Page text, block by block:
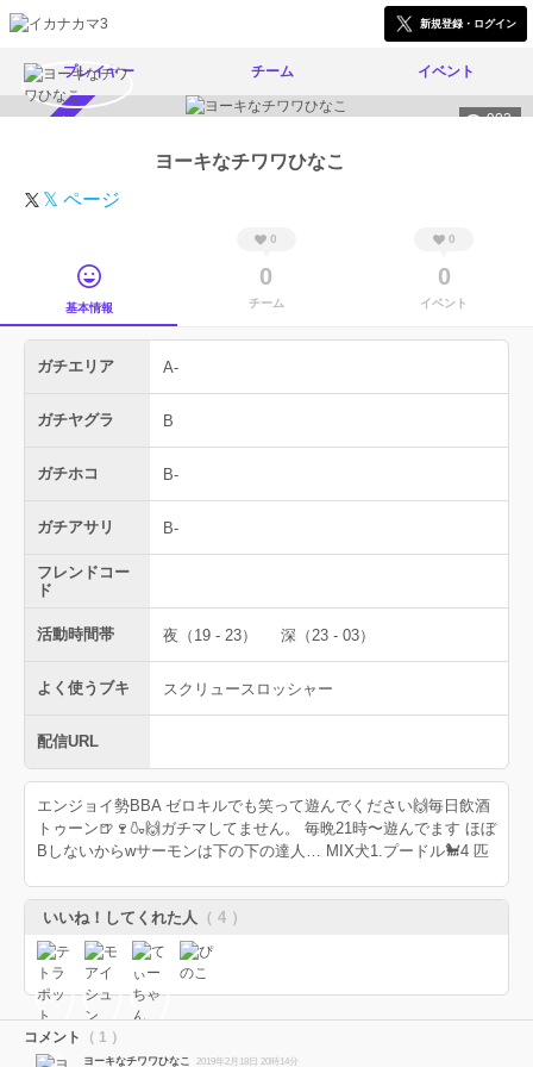
新規登録・ログイン
プレイヤー チーム イベント
902
ヨーキなチワワひなこ
𝕏 ページ
基本情報
0
0
チーム
0
0
イベント
ガチエリア A-
ガチヤグラ B
ガチホコ B-
ガチアサリ B-
フレンドコー
ド
活動時間帯 夜（19 - 23） 深（23 - 03）
よく使うブキ スクリュースロッシャー
配信URL
エンジョイ勢BBA ゼロキルでも笑って遊んでください🙌毎日飲酒
トゥーン🍺🍷🍶🙌ガチマしてません。 毎晩21時〜遊んでます ほぼ
Bしないからwサーモンは下の下の達人… MIX犬1.プードル🐩4 匹
いいね！してくれた人 （ 4 ）
コメント （ 1 ）
ヨーキなチワワひなこ 2019年2月18日 20時14分